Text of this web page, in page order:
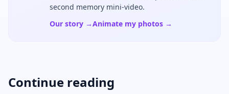
second memory mini-video.
Our story →Animate my photos →
Continue reading